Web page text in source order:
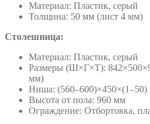
Материал: Пластик, серый
Толщина: 50 мм (лист 4 мм)
Столешница:
Материал: Пластик, серый
Размеры (Ш×Г×Т):
мм)
Ниша:
Высота от пола: 960 мм
Ограждение: Отбортовка,